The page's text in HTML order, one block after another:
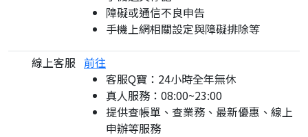
障礙或通信不良申告
手機上網相關設定與障礙排除等
線上客服 前往
客服Q寶：24小時全年無休
真人服務：08:00~23:00
提供查帳單、查業務、最新優惠、線上
申辦等服務